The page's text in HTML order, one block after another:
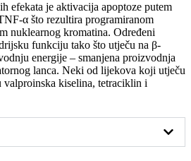
efekata je aktivacija apoptoze putem
α što rezultira programiranom
nuklearnog kromatina. Određeni
funkciju tako što utječu na β-
energije – smanjena proizvodnja
lanca. Neki od lijekova koji utječu
kiselina, tetraciklin i